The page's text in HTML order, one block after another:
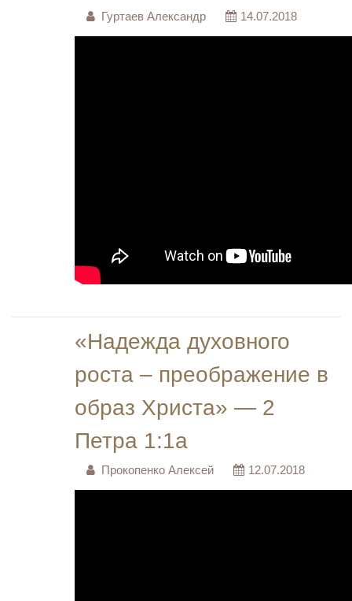
Гуртаев Александр 14.07.2018
«Надежда духовного
роста – преображение в
образ Христа» — 2
Петра 1:1а
Прокопенко Алексей 12.07.2018